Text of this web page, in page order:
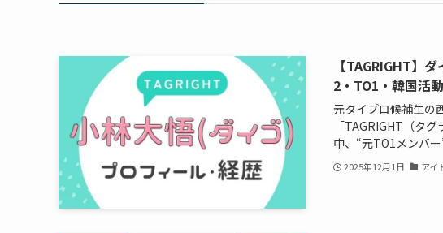
【TAGRIGHT】
2・TO1・韓国活
元タイプロ候補生の
「TAGRIGHT（タ
中、“元TO1メンバ
2025年12月1日 アイ